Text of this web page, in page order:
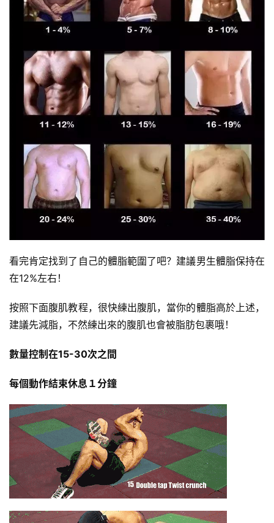
看完肯定找到了自己的體脂範圍了吧？建議男生體脂保持在
在12%左右！
按照下面腹肌教程，很快練出腹肌，當你的體脂高於上述，
建議先減脂，不然練出來的腹肌也會被脂肪包裹哦！
數量控制在15-30次之間
每個動作結束休息１分鐘